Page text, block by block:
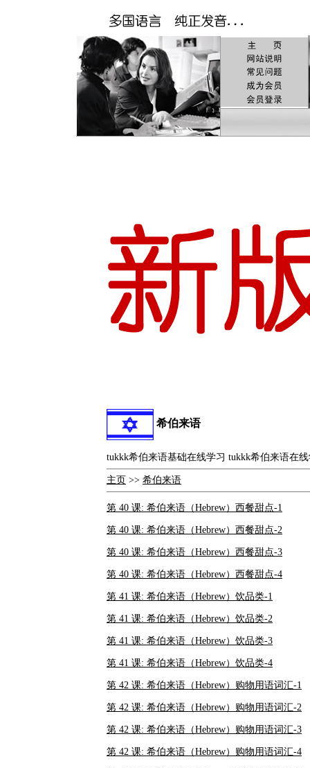
希伯来语
tukkk希伯来语基础在线学习 tukkk希伯来语在
主页 >> 希伯来语
第 40 课: 希伯来语（Hebrew）西餐甜点-1
第 40 课: 希伯来语（Hebrew）西餐甜点-2
第 40 课: 希伯来语（Hebrew）西餐甜点-3
第 40 课: 希伯来语（Hebrew）西餐甜点-4
第 41 课: 希伯来语（Hebrew）饮品类-1
第 41 课: 希伯来语（Hebrew）饮品类-2
第 41 课: 希伯来语（Hebrew）饮品类-3
第 41 课: 希伯来语（Hebrew）饮品类-4
第 42 课: 希伯来语（Hebrew）购物用语词汇-1
第 42 课: 希伯来语（Hebrew）购物用语词汇-2
第 42 课: 希伯来语（Hebrew）购物用语词汇-3
第 42 课: 希伯来语（Hebrew）购物用语词汇-4